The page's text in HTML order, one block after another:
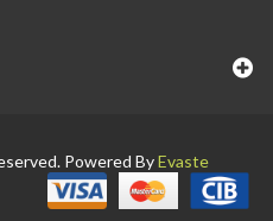
Powered ByEvaste